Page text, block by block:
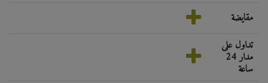
مقايضة
تداول على
مدار 24
ساعة